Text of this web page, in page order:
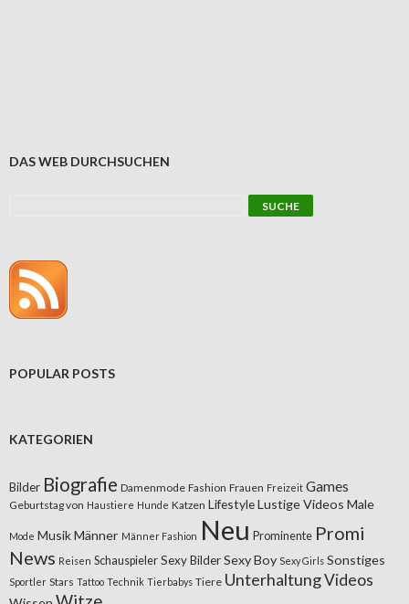
DAS WEB DURCHSUCHEN
POPULAR POSTS
KATEGORIEN
Bilder Biografie Damenmode Fashion Frauen Freizeit Games
Geburtstag von Haustiere Hunde Katzen LifestyleLustige Videos Male
Mode MusikMänner Männer Fashion Neu Prominente Promi
News Reisen Schauspieler Sexy BilderSexy Boy Sexy Girls Sonstiges
Sportler Stars Tattoo Technik Tierbabys Tiere UnterhaltungVideos